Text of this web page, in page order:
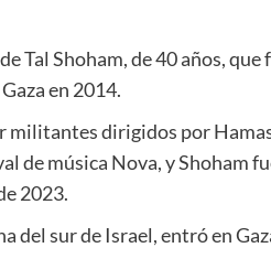
Tal Shoham, de 40 años, que
en 2014.
militantes dirigidos por
de música Nova, y Shoham
2023.
del sur de Israel, entró en